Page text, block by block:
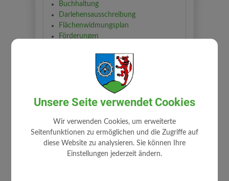
Buchhaltung
Darlehensausschreibung
Flächenwidmungsplan
Förderungen
Gemeindearzt
Gemeinderatssitzung
Gemeindevorstandssitzung
Gesetze und Verordnungen
Hochzeiten
Kanal allg. Fragen
Katasterplan
Katastrophenschutz
Unsere Seite verwendet Cookies
Wir verwenden Cookies, um erweiterte
Seitenfunktionen zu ermöglichen und die Zugriffe auf
diese Website zu analysieren. Sie können Ihre
Einstellungen jederzeit ändern.